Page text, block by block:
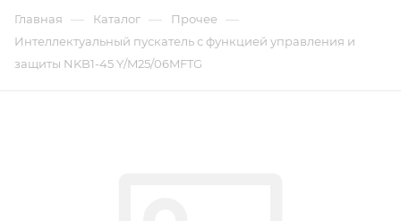
Главная — Каталог — Прочее —
Интеллектуальный пускатель с функцией управления и
защиты NKB1-45 Y/M25/06MFTG